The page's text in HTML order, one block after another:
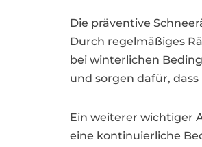
Die präventive
Durch regelmäßiges
bei winterlichen
und sorgen dafür,
Ein weiterer wichtiger
eine kontinuierliche